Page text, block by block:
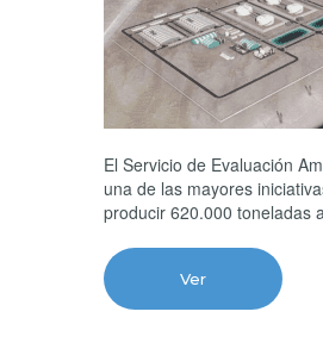
El Servicio de Evaluación
una de las mayores
producir 620.000 toneladas
Ver